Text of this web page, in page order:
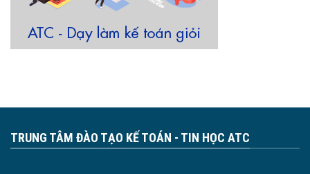
TRUNG TÂM ĐÀO TẠO KẾ TOÁN - TIN HỌC ATC